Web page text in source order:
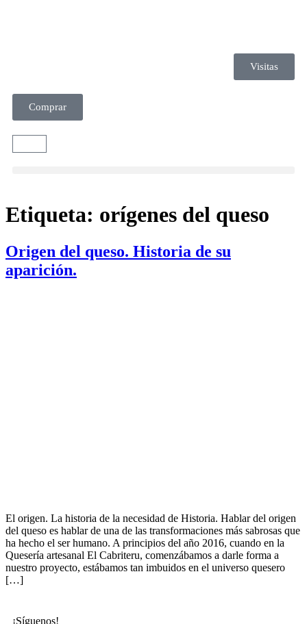
Visitas
Comprar
Etiqueta: orígenes del queso
Origen del queso. Historia de su
aparición.
El origen. La historia de la necesidad de Historia. Hablar del origen
del queso es hablar de una de las transformaciones más sabrosas que
ha hecho el ser humano. A principios del año 2016, cuando en la
Quesería artesanal El Cabriteru, comenzábamos a darle forma a
nuestro proyecto, estábamos tan imbuidos en el universo quesero
[…]
¡Síguenos!